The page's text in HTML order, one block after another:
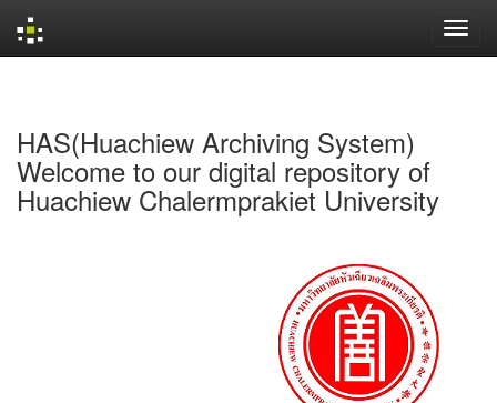
HAS(Huachiew Archiving System)
Welcome to our digital repository of
Huachiew Chalermprakiet University